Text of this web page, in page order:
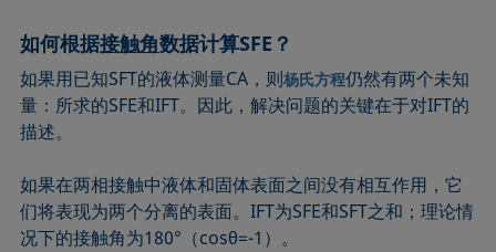
如何根据接触角数据计算SFE？
如果用已知SFT的液体测量CA，则杨氏方程仍然有两个未知
量：所求的SFE和IFT。因此，解决问题的关键在于对IFT的
描述。
如果在两相接触中液体和固体表面之间没有相互作用，它
们将表现为两个分离的表面。IFT为SFE和SFT之和；理论情
况下的接触角为180°（cosθ=-1）。